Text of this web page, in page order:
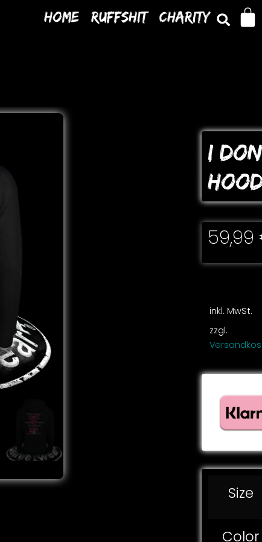
Home Ruffshit Charity
I
59,99
inkl. MwSt.
zzgl.
Size
Color